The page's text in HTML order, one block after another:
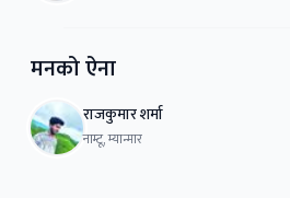
मनको ऐना
राजकुमार शर्मा
नाम्टू, म्यान्मार